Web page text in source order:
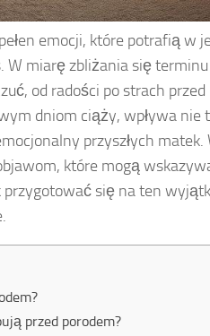
emocji, które potrafią w
W miarę zbliżania się
od radości po strach
dniom ciąży, wpływa nie
przyszłych matek.
które mogą
przygotować się na ten
przed porodem?